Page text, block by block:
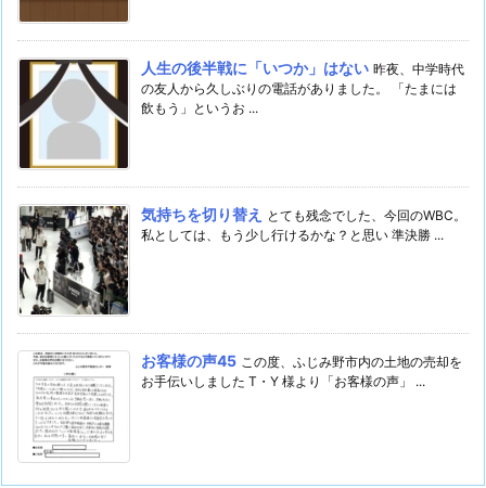
人生の後半戦に「いつか」はない 昨夜、中学時代
の友人から久しぶりの電話がありました。 「たまには
飲もう」というお ...
気持ちを切り替え
とても残念でした、今回のWBC。
私としては、もう少し行けるかな？と思い 準決勝 ...
お客様の声45 この度、ふじみ野市内の土地の売却を
お手伝いしました T・Y 様より「お客様の声」 ...